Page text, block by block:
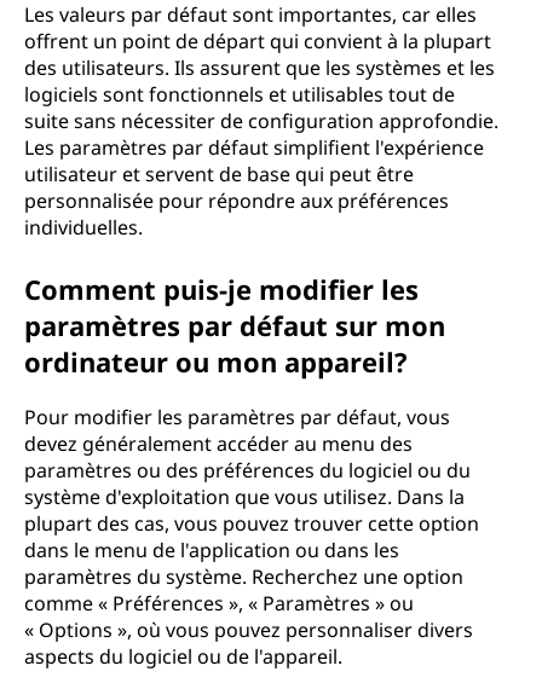
Les valeurs par défaut sont importantes, car elles
offrent un point de départ qui convient à la plupart
des utilisateurs. Ils assurent que les systèmes et les
logiciels sont fonctionnels et utilisables tout de
suite sans nécessiter de configuration approfondie.
Les paramètres par défaut simplifient l'expérience
utilisateur et servent de base qui peut être
personnalisée pour répondre aux préférences
individuelles.
Comment puis-je modifier les
paramètres par défaut sur mon
ordinateur ou mon appareil?
Pour modifier les paramètres par défaut, vous
devez généralement accéder au menu des
paramètres ou des préférences du logiciel ou du
système d'exploitation que vous utilisez. Dans la
plupart des cas, vous pouvez trouver cette option
dans le menu de l'application ou dans les
paramètres du système. Recherchez une option
comme « Préférences », « Paramètres » ou
« Options », où vous pouvez personnaliser divers
aspects du logiciel ou de l'appareil.